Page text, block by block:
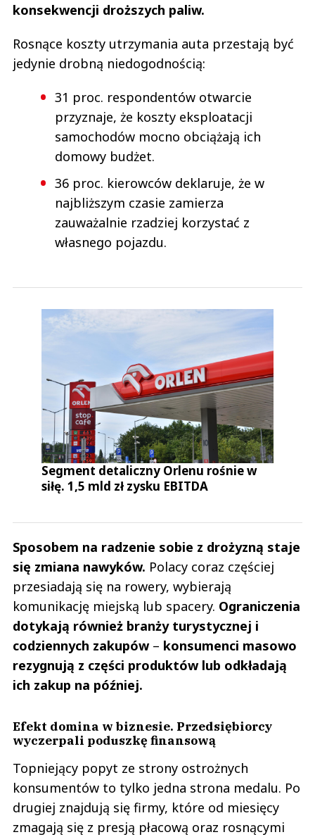
konsekwencji droższych paliw.
Rosnące koszty utrzymania auta przestają być
jedynie drobną niedogodnością:
31 proc. respondentów otwarcie
przyznaje, że koszty eksploatacji
samochodów mocno obciążają ich
domowy budżet.
36 proc. kierowców deklaruje, że w
najbliższym czasie zamierza
zauważalnie rzadziej korzystać z
własnego pojazdu.
Segment detaliczny Orlenu rośnie w
siłę. 1,5 mld zł zysku EBITDA
Sposobem na radzenie sobie z drożyzną staje
się zmiana nawyków. Polacy coraz częściej
przesiadają się na rowery, wybierają
komunikację miejską lub spacery. Ograniczenia
dotykają również branży turystycznej i
codziennych zakupów– konsumenci masowo
rezygnują z części produktów lub odkładają
ich zakup na później.
Efekt domina w biznesie. Przedsiębiorcy
wyczerpali poduszkę finansową
Topniejący popyt ze strony ostrożnych
konsumentów to tylko jedna strona medalu. Po
drugiej znajdują się firmy, które od miesięcy
zmagają się z presją płacową oraz rosnącymi